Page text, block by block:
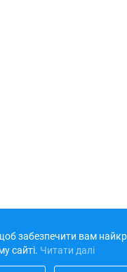
забезпечити вам
сайті. Читати далі